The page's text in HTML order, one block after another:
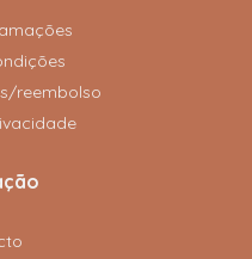
reembolso